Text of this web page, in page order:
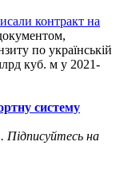
контракт на
по українській
куб. м у 2021-
систему
Підписуйтесь на